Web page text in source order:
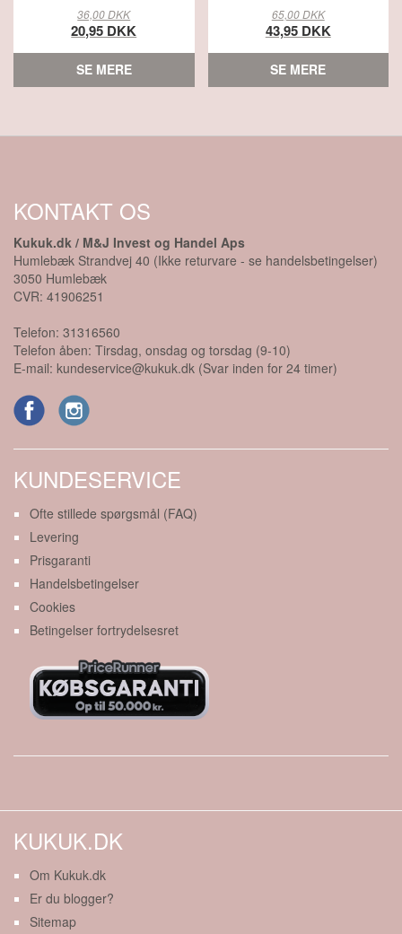
36,00 DKK
20,95 DKK
SE MERE
65,00 DKK
43,95 DKK
SE MERE
KONTAKT OS
Kukuk.dk / M&J Invest og Handel Aps
Humlebæk Strandvej 40 (Ikke returvare - se handelsbetingelser)
3050 Humlebæk
CVR: 41906251
Telefon: 31316560
Telefon åben: Tirsdag, onsdag og torsdag (9-10)
E-mail: kundeservice@kukuk.dk (Svar inden for 24 timer)
KUNDESERVICE
Ofte stillede spørgsmål (FAQ)
Levering
Prisgaranti
Handelsbetingelser
Cookies
Betingelser fortrydelsesret
KUKUK.DK
Om Kukuk.dk
Er du blogger?
Sitemap